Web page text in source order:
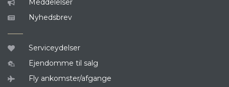
Meddelelser
Nyhedsbrev
Serviceydelser
Ejendomme til salg
Fly ankomster/afgange